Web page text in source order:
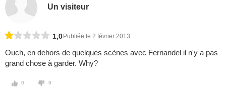
Un visiteur
1,0 Publiée le 2 février 2013
Ouch, en dehors de quelques scènes avec Fernandel il n'y a pas
grand chose à garder. Why?
0 0